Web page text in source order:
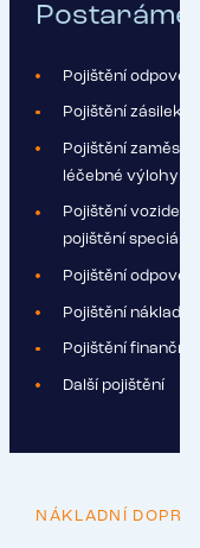
Postaráme
Pojištění
Pojištění zásilek
Pojištění
léčebné výlohy
Pojištění vozidel
pojištění
Pojištění
Pojištění nákladu /
Pojištění finanční
Další pojištění
NÁKLADNÍ